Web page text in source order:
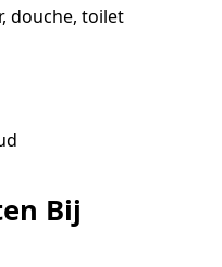
douche, toilet
Bij